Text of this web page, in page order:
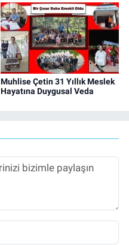
Muhlise Çetin 31 Yıllık Meslek
Hayatına Duygusal Veda